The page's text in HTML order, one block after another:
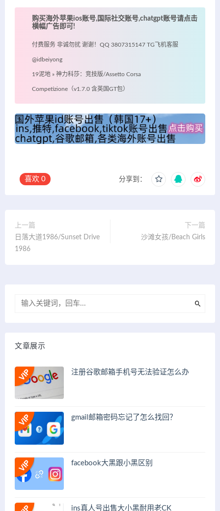
购买海外苹果ios账号,国际社交账号,chatgpt账号请点击
横幅广告即可!
付费服务 非诚勿扰 谢谢！QQ 3807315147 TG飞机客服
@idbeiyong
19泥地 » 神力科莎：竞技版/Assetto Corsa
Competizione（v1.7.0 含英国GT包）
喜欢 0 分享到：
上一篇
日落大道1986/Sunset Drive
1986
下一篇
沙滩女孩/Beach Girls
文章展示
注册谷歌邮箱手机号无法验证怎么办
gmail邮箱密码忘记了怎么找回？
facebook大黑跟小黑区别
ins真人号出售大小黑耐用老CK